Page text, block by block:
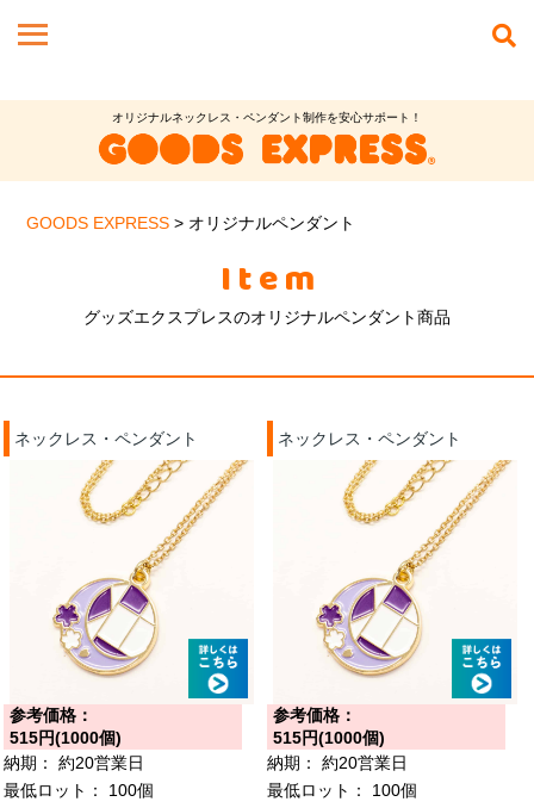
オリジナルネックレス・ペンダント制作を安心サポート！
GOODS EXPRESS > オリジナルペンダント
Item
グッズエクスプレスのオリジナルペンダント商品
ネックレス・ペンダント
参考価格：
515円(1000個)
納期：
約20営業日
最低ロット：
100個
ネックレス・ペンダント
参考価格：
515円(1000個)
納期：
約20営業日
最低ロット：
100個